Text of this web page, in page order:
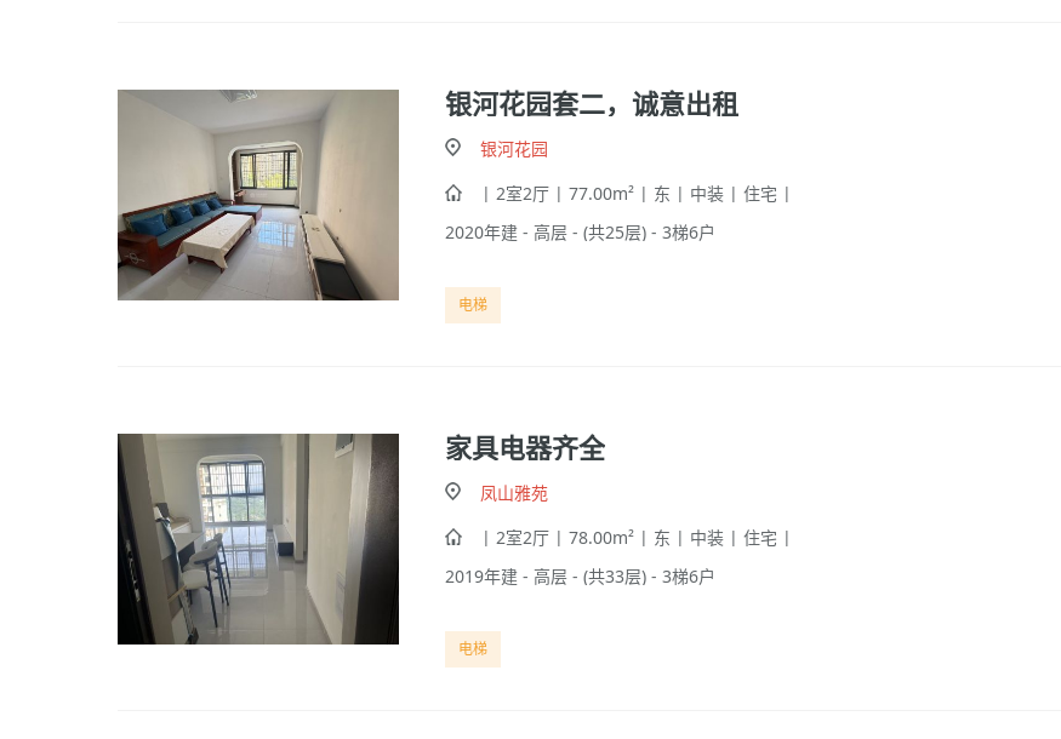
银河花园套二，诚意出租
银河花园
| 2室2厅 | 77.00m² | 东 | 中装 | 住宅 |
2020年建 - 高层 - (共25层) - 3梯6户
电梯
家具电器齐全
凤山雅苑
| 2室2厅 | 78.00m² | 东 | 中装 | 住宅 |
2019年建 - 高层 - (共33层) - 3梯6户
电梯